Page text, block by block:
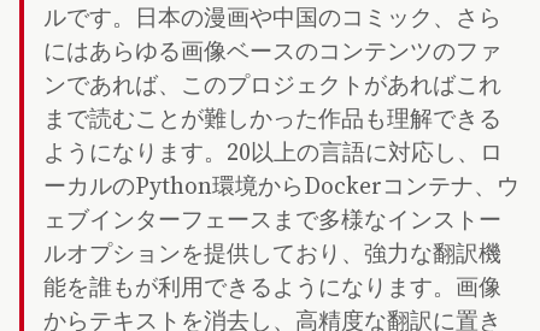
ルです。日本の漫画や中国のコミック、さら
にはあらゆる画像ベースのコンテンツのファ
ンであれば、このプロジェクトがあればこれ
まで読むことが難しかった作品も理解できる
ようになります。20以上の言語に対応し、ロ
ーカルのPython環境からDockerコンテナ、ウ
ェブインターフェースまで多様なインストー
ルオプションを提供しており、強力な翻訳機
能を誰もが利用できるようになります。画像
からテキストを消去し、高精度な翻訳に置き